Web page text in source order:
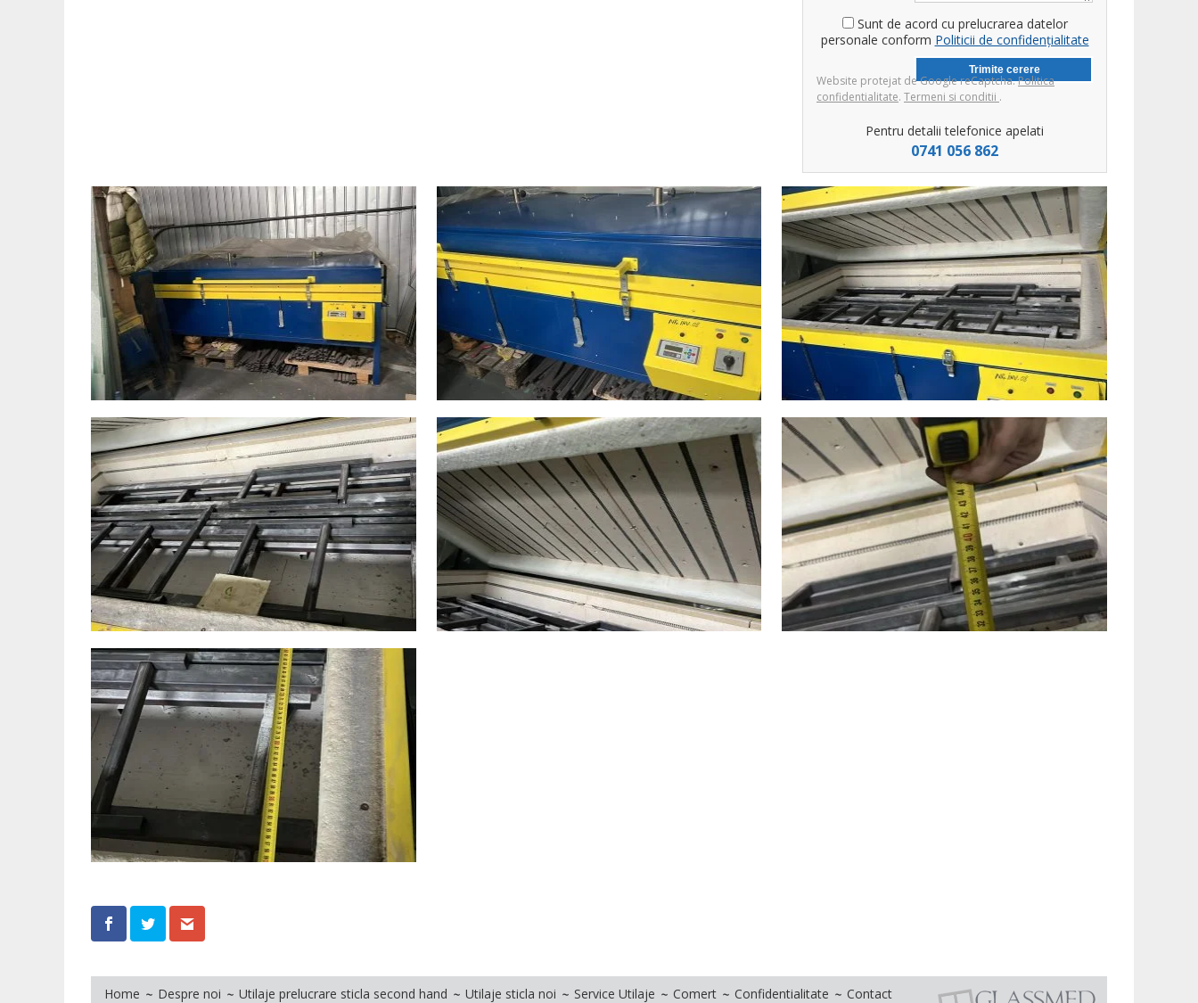
Sunt de acord cu prelucrarea datelor
personale conform Politicii de confidențialitate
Website protejat de Google reCaptcha.Politica
confidentialitate. Termeni si conditii .
Pentru detalii telefonice apelati
0741 056 862
Home Despre noi Utilaje prelucrare sticla second hand Utilaje sticla noi Service Utilaje Comert Confidentialitate Contact